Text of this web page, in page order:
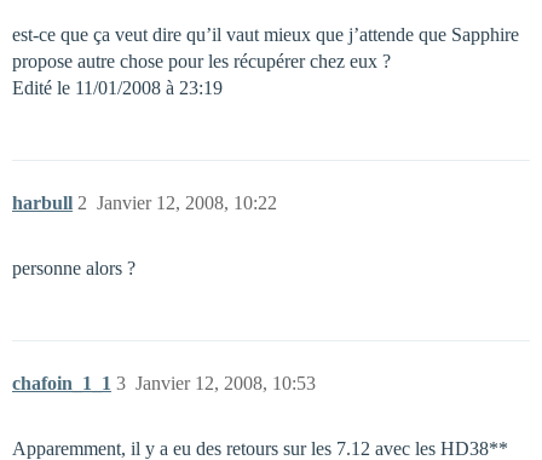
est-ce que ça veut dire qu’il vaut mieux que j’attende que Sapphire
propose autre chose pour les récupérer chez eux ?
Edité le 11/01/2008 à 23:19
harbull Janvier 12, 2008, 10:22
2
personne alors ?
chafoin_1_1 Janvier 12, 2008, 10:53
3
Apparemment, il y a eu des retours sur les 7.12 avec les HD38**